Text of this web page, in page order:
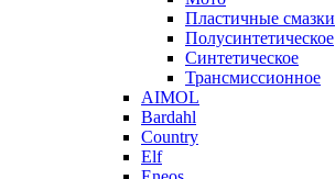
Пластичные смазки
Полусинтетическое
Синтетическое
Трансмиссионное
AIMOL
Bardahl
Country
Elf